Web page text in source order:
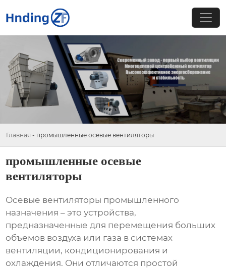
Главная - промышленные осевые вентиляторы
промышленные осевые
вентиляторы
Осевые вентиляторы промышленного
назначения – это устройства,
предназначенные для перемещения больших
объемов воздуха или газа в системах
вентиляции, кондиционирования и
охлаждения. Они отличаются простой